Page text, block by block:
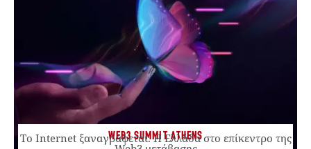
WEB3 SUMMIT ATHENS
Το Internet ξαναγράφεται. Η Ελλάδα στο επίκεντρο της